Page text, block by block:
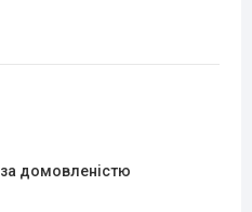
за домовленістю